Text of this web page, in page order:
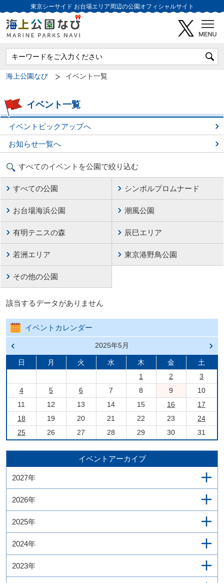
東京シーサイド お台場エリア周辺の公園オフィシャルサイト
海上公園なび イベント一覧
イベント一覧
イベントピックアップへ
お知らせ一覧へ
すべてのイベントを公園で絞り込む
すべての公園 シンボルプロムナード
お台場海浜公園 潮風公園
有明テニスの森 辰巳エリア
若洲エリア 東京港野鳥公園
その他の公園
該当するデータがありません
イベントカレンダー
前の
戻る
2025年5月
次の
進む
日 月 火 水 木 金
土
1
2
3
4
5 6 7 8 9
10
11
12 13 14 15 16
17
18
19 20 21 22 23
24
25
26 27 28 29 30 31
イベントアーカイブ
2027年
2026年
2025年
2024年
2023年